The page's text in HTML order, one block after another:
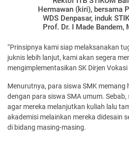
Hermawan (kiri), bersama
WDS Denpasar, induk
Prof. Dr. I Made Bandem,
“Prinsipnya kami siap melaksanakan
juknis lebih lanjut, kami akan segera
mengimplementasikan SK Dirjen
Menurutnya, para siswa SMK memang
dengan para siswa SMA umum.
agar mereka melanjutkan kuliah lalu
akademisi melainkan mereka didesain
di bidang masing-masing.